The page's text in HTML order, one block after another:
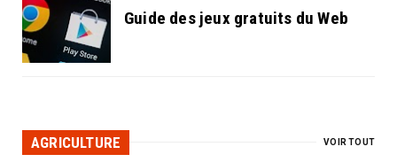
Guide des jeux gratuits du Web
AGRICULTURE VOIR TOUT